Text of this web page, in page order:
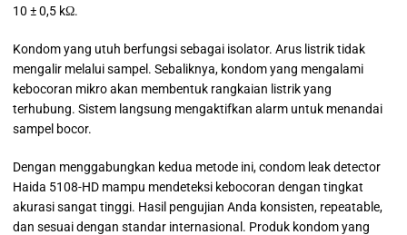
10 ± 0,5 kΩ.
Kondom yang utuh berfungsi sebagai isolator. Arus listrik tidak
mengalir melalui sampel. Sebaliknya, kondom yang mengalami
kebocoran mikro akan membentuk rangkaian listrik yang
terhubung. Sistem langsung mengaktifkan alarm untuk menandai
sampel bocor.
Dengan menggabungkan kedua metode ini, condom leak detector
Haida 5108-HD mampu mendeteksi kebocoran dengan tingkat
akurasi sangat tinggi. Hasil pengujian Anda konsisten, repeatable,
dan sesuai dengan standar internasional. Produk kondom yang